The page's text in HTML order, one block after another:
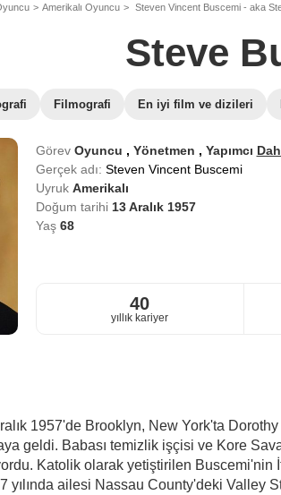
Amerikalı Oyuncu Steven Vincent Buscemi - aka
Steve
Filmografi En iyi film ve dizileri
Görev Oyuncu , Yönetmen , Yapımcı
Gerçek adı: Steven Vincent Buscemi
Uyruk Amerikalı
Doğum tarihi 13 Aralık 1957
Yaş 68
40
yıllık kariyer
1957'de Brooklyn, New York'ta
geldi. Babası temizlik işçisi ve Kore
Katolik olarak yetiştirilen
yılında ailesi Nassau County'deki Valley